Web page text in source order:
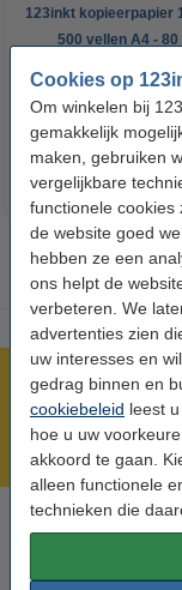
Cookies op
Om winkelen bij
gemakkelijk
maken, gebruiken
vergelijkbare
functionele cookies
de website goed
hebben ze een
ons helpt de
verbeteren. We
advertenties zien
uw interesses en
gedrag binnen en
cookiebeleid leest
hoe u uw
akkoord te gaan.
alleen functionele
technieken die
123inkt kopieerpapier
500 vellen A4 - 80
€ 7,25 Incl. 21%
Meer dan 5
Voor 22.00 uur
Hulp
Op